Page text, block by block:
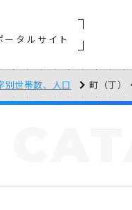
ータルサイト
別世帯数、人口 町（丁）